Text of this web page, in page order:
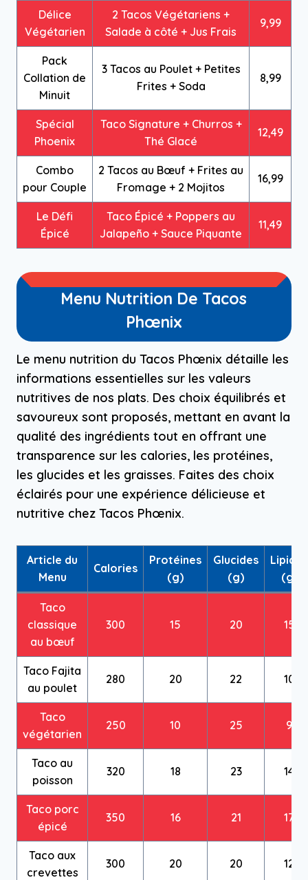
Délice
Végétarien
2 Tacos Végétariens +
Salade à côté + Jus Frais
9,99
Pack
Collation de
Minuit
3 Tacos au Poulet + Petites
Frites + Soda
8,99
Spécial
Phoenix
Taco Signature + Churros +
Thé Glacé
12,49
Combo
pour Couple
2 Tacos au Bœuf + Frites au
Fromage + 2 Mojitos
16,99
Le Défi
Épicé
Taco Épicé + Poppers au
Jalapeño + Sauce Piquante
11,49
Menu Nutrition De Tacos
Phœnix
Le menu nutrition du Tacos Phœnix détaille les
informations essentielles sur les valeurs
nutritives de nos plats. Des choix équilibrés et
savoureux sont proposés, mettant en avant la
qualité des ingrédients tout en offrant une
transparence sur les calories, les protéines,
les glucides et les graisses. Faites des choix
éclairés pour une expérience délicieuse et
nutritive chez Tacos Phœnix.
Article du
Menu
Calories
Protéines
(g)
Glucides
(g)
Lipides
(g)
Taco
classique
au bœuf
300 15 20 15
Taco Fajita
au poulet
280 20 22 10
Taco
végétarien
250 10 25 9
Taco au
poisson
320 18 23 14
Taco porc
épicé
350 16 21 17
Taco aux
crevettes
300 20 20 12